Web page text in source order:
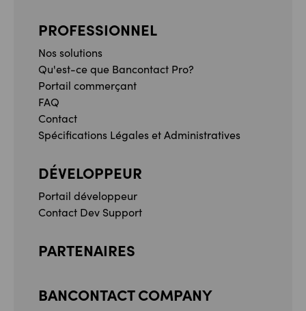
PROFESSIONNEL
Nos solutions
Qu'est-ce que Bancontact Pro?
Portail commerçant
FAQ
Contact
Spécifications Légales et Administratives
DÉVELOPPEUR
Portail développeur
Contact Dev Support
PARTENAIRES
BANCONTACT COMPANY